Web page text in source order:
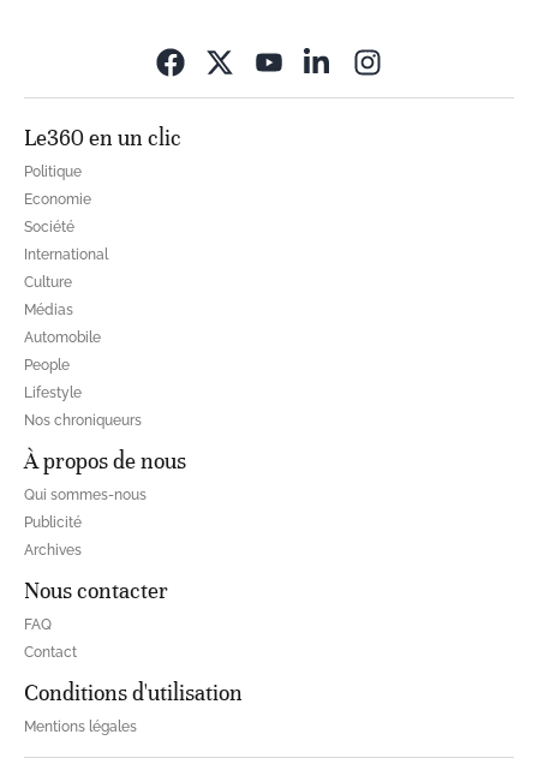
Le360 en un clic
Politique
Economie
Société
International
Culture
Médias
Automobile
People
Lifestyle
Nos chroniqueurs
À propos de nous
Qui sommes-nous
Publicité
Archives
Nous contacter
FAQ
Contact
Conditions d'utilisation
Mentions légales